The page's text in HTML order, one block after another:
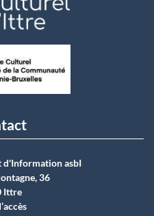
d'Information asbI
36
Ittre